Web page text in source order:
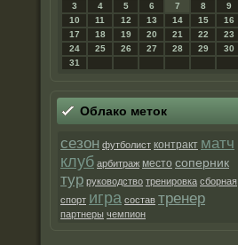
3
4 5 6 7 8
9
10
11 12 13 14 15
16
17
18 19 20 21 22
23
24
25 26 27 28 29
30
31
Облако метοк
сезон футболист контракт матч
клуб арбитраж место соперник
тур руководство тренировка сборная
спорт игра состав тренер
партнеры чемпион